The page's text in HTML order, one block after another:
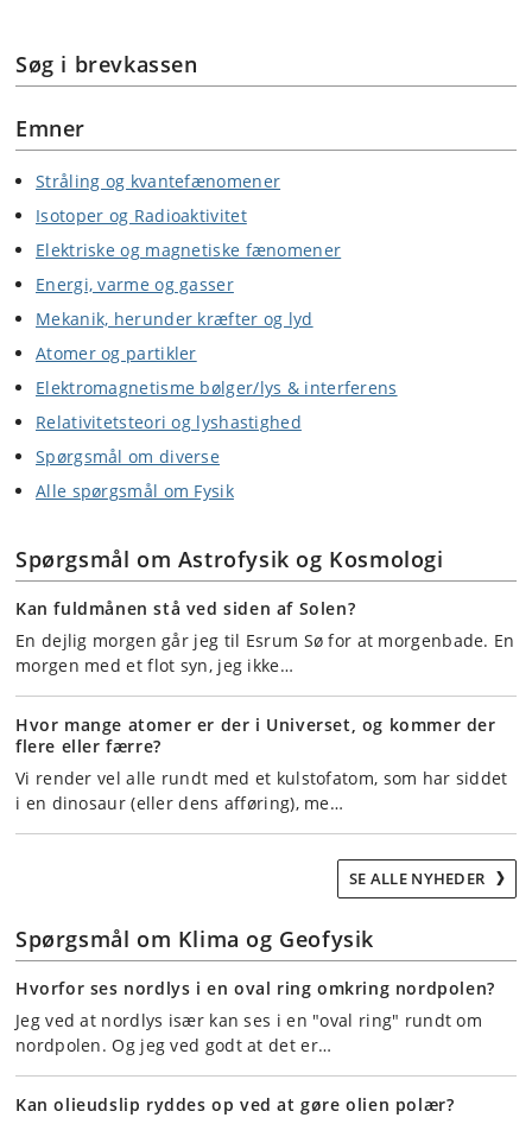
Søg i brevkassen
Emner
Stråling og kvantefænomener
Isotoper og Radioaktivitet
Elektriske og magnetiske fænomener
Energi, varme og gasser
Mekanik, herunder kræfter og lyd
Atomer og partikler
Elektromagnetisme bølger/lys & interferens
Relativitetsteori og lyshastighed
Spørgsmål om diverse
Alle spørgsmål om Fysik
Spørgsmål om Astrofysik og Kosmologi
Kan fuldmånen stå ved siden af Solen?
En dejlig morgen går jeg til Esrum Sø for at morgenbade. En
morgen med et flot syn, jeg ikke…
Hvor mange atomer er der i Universet, og kommer der
flere eller færre?
Vi render vel alle rundt med et kulstofatom, som har siddet
i en dinosaur (eller dens afføring), me…
SE ALLE NYHEDER
Spørgsmål om Klima og Geofysik
Hvorfor ses nordlys i en oval ring omkring nordpolen?
Jeg ved at nordlys især kan ses i en "oval ring" rundt om
nordpolen. Og jeg ved godt at det er…
Kan olieudslip ryddes op ved at gøre olien polær?